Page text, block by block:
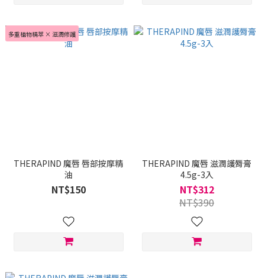
多重植物精萃 × 滋潤修護
THERAPIND 魔唇 唇部按摩精
油
NT$150
THERAPIND 魔唇 滋潤護脣膏
4.5g-3入
NT$312
NT$390